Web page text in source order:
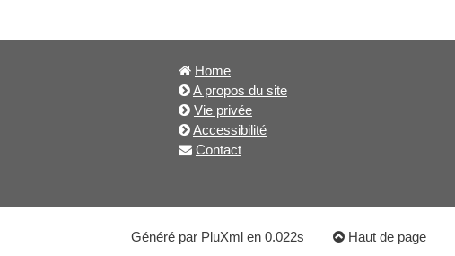
Home
A propos du site
Vie privée
Accessibilité
Contact
Haut de page
Généré par PluXml en 0.022s